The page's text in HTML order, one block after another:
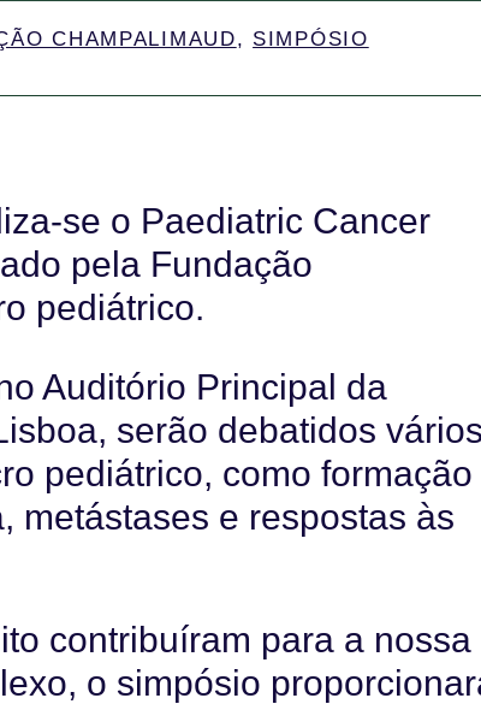
CHAMPALIMAUD, SIMPÓSIO
se o Paediatric Cancer
pela Fundação
pediátrico.
Auditório Principal da
serão debatidos
pediátrico, como formação
metástases e respostas às
contribuíram para a nossa
o simpósio